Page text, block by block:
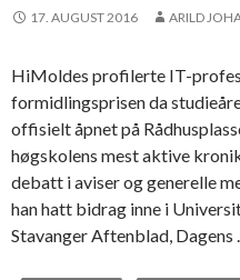
17. AUGUST 2016 ARILD
HiMoldes profilerte IT-
formidlingsprisen da
offisielt åpnet på
høgskolens mest aktive
debatt i aviser og generelle
han hatt bidrag inne i
Stavanger Aftenblad, Dagens